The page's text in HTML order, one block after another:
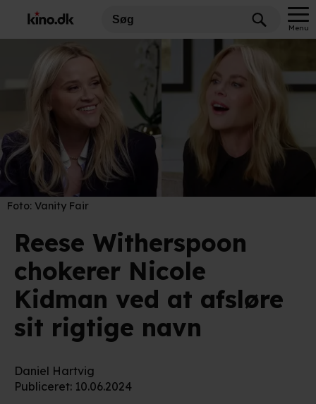
Menu
Foto: Vanity Fair
Reese Witherspoon
chokerer Nicole
Kidman ved at afsløre
sit rigtige navn
Daniel Hartvig
Publiceret: 10.06.2024